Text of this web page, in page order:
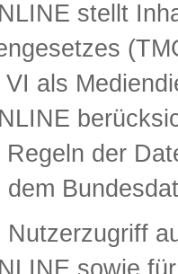
stellt
als
Regeln der
dem
Nutzerzugriff
sowie